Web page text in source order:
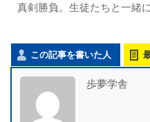
真剣勝負。生徒たちと一緒
この記事を書いた人
歩夢学舎